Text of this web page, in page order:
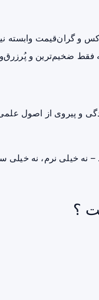
و گران‌قیمت وابسته
فقط ضخیم‌ترین و
و پیروی از اصول
نه خیلی نرم، نه خیلی
؟